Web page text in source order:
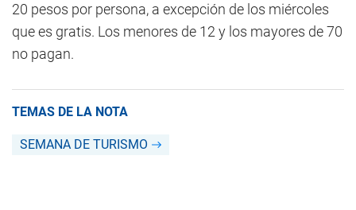
20 pesos por persona, a excepción de los miércoles
que es gratis. Los menores de 12 y los mayores de 70
no pagan.
TEMAS DE LA NOTA
SEMANA DE TURISMO